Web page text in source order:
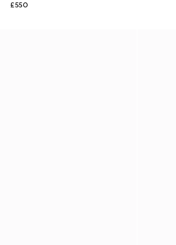
£550